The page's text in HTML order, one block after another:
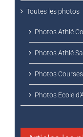
Toutes les photos
Photos Athlé
Photos Athlé
Photos
Photos Ecole